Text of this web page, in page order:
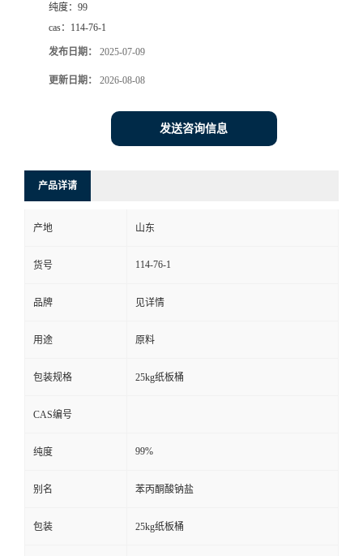
纯度： 99
cas： 114-76-1
发布日期： 2025-07-09
更新日期： 2026-08-08
发送咨询信息
产品详请
产地 山东
货号 114-76-1
品牌 见详情
用途 原料
包装规格 25kg纸板桶
CAS编号
纯度 99%
别名 苯丙酮酸钠盐
包装 25kg纸板桶